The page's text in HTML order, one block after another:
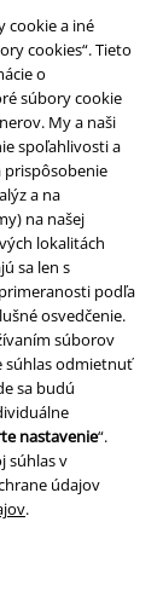
cookie a iné
cookies“. Tieto
o
súbory cookie
My a naši
spoľahlivosti a
prispôsobenie
a na
na našej
lokalitách
sa len s
podľa
osvedčenie.
súborov
súhlas odmietnuť
sa budú
nastavenie“.
súhlas v
údajov
.